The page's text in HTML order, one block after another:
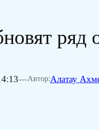
ряд
—Автор:Алатау